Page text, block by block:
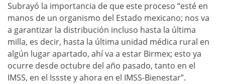
Subrayó la importancia de que este proceso “esté en
manos de un organismo del Estado mexicano; nos va
a garantizar la distribución incluso hasta la última
milla, es decir, hasta la última unidad médica rural en
algún lugar apartado, ahí va a estar Birmex; esto ya
ocurre desde octubre del año pasado, tanto en el
IMSS, en el Issste y ahora en el IMSS-Bienestar”.